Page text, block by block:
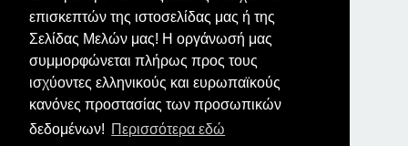
επισκεπτών της ιστοσελίδας μας ή της
Σελίδας Μελών μας! Η οργάνωσή μας
συμμορφώνεται πλήρως προς τους
ισχύοντες ελληνικούς και ευρωπαϊκούς
κανόνες προστασίας των προσωπικών
δεδομένων! Περισσότερα εδώ